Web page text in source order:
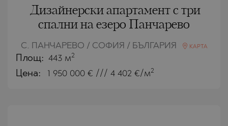
Дизайнерски апартамент с три
спални на езеро Панчарево
С. ПАНЧАРЕВО / СОФИЯ / БЪЛГАРИЯ КАРТА
Площ: 443 м2
Цена: 1 950 000 € /// 4 402 €/м2